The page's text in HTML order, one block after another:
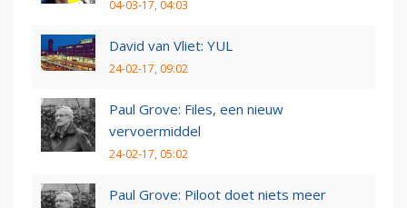
04-03-17, 04:03
David van Vliet: YUL
24-02-17, 09:02
Paul Grove: Files, een nieuw
vervoermiddel
24-02-17, 05:02
Paul Grove: Piloot doet niets meer